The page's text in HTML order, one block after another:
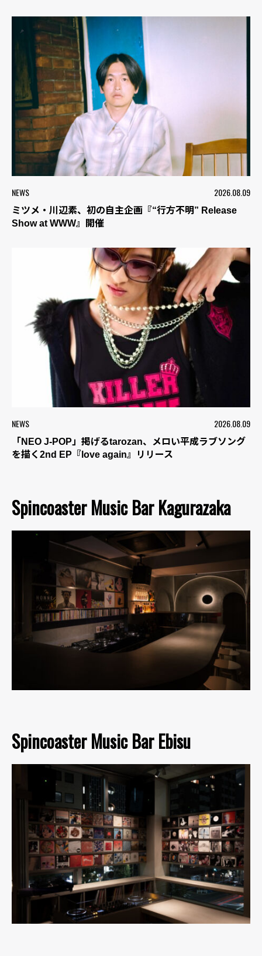
NEWS 2026.08.09
ミツメ・川辺素、初の自主企画『“行方不明” Release
Show at WWW』開催
NEWS 2026.08.09
「NEO J-POP」掲げるtarozan、メロい平成ラブソング
を描く2nd EP『love again』リリース
Spincoaster Music Bar Kagurazaka
Spincoaster Music Bar Ebisu